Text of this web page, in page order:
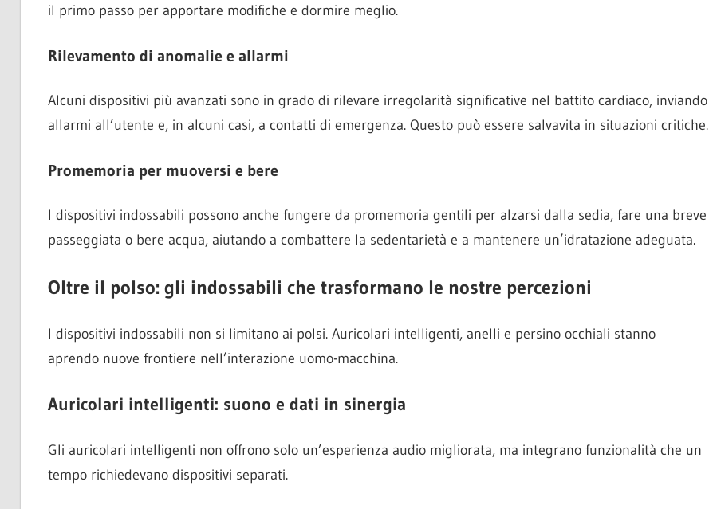
il primo passo per apportare modifiche e dormire meglio.
Rilevamento di anomalie e allarmi
Alcuni dispositivi più avanzati sono in grado di rilevare irregolarità significative nel battito cardiaco, inviando
allarmi all’utente e, in alcuni casi, a contatti di emergenza. Questo può essere salvavita in situazioni critiche.
Promemoria per muoversi e bere
I dispositivi indossabili possono anche fungere da promemoria gentili per alzarsi dalla sedia, fare una breve
passeggiata o bere acqua, aiutando a combattere la sedentarietà e a mantenere un’idratazione adeguata.
Oltre il polso: gli indossabili che trasformano le nostre percezioni
I dispositivi indossabili non si limitano ai polsi. Auricolari intelligenti, anelli e persino occhiali stanno
aprendo nuove frontiere nell’interazione uomo-macchina.
Auricolari intelligenti: suono e dati in sinergia
Gli auricolari intelligenti non offrono solo un’esperienza audio migliorata, ma integrano funzionalità che un
tempo richiedevano dispositivi separati.